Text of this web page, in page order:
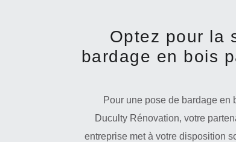
Optez pour la
bardage en bois
Pour une pose de bardage en
Duculty Rénovation, votre
entreprise met à votre disposition